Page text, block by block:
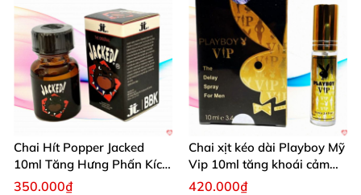
Chai Hít Popper Jacked
10ml Tăng Hưng Phấn Kích
Thích Mạnh Mẽ
350.000₫
Chai xịt kéo dài Playboy Mỹ
Vip 10ml tăng khoái cảm
nam
420.000₫